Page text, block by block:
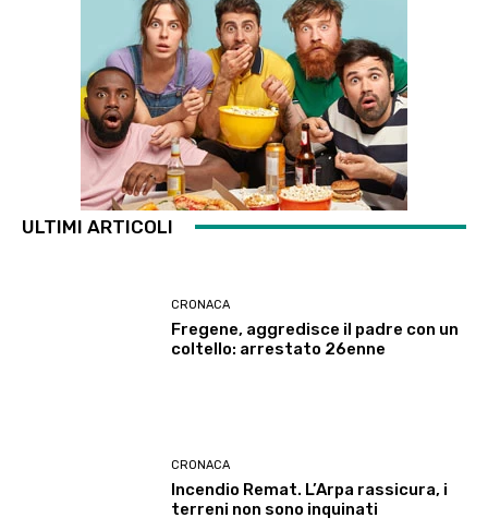
ULTIMI ARTICOLI
CRONACA
Fregene, aggredisce il padre con un
coltello: arrestato 26enne
CRONACA
Incendio Remat. L’Arpa rassicura, i
terreni non sono inquinati